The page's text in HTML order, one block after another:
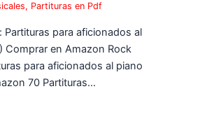
, Partituras en Pdf
Partituras para aficionados al
Comprar en Amazon Rock
para aficionados al piano
70 Partituras…